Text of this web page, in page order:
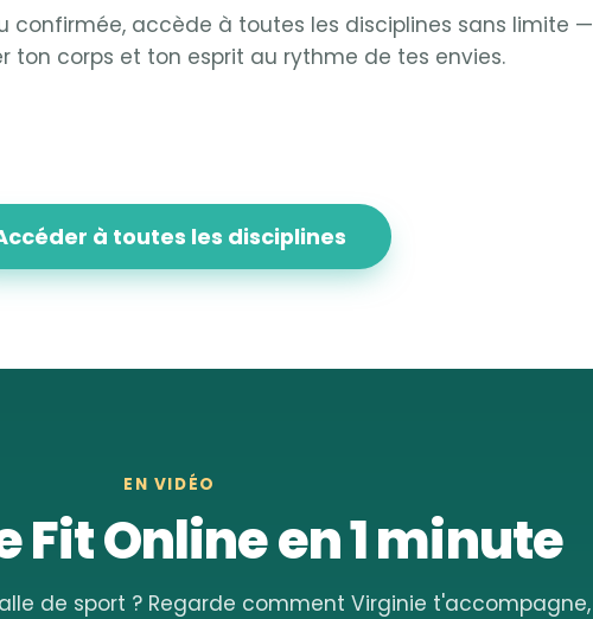
confirmée, accède à toutes les disciplines sans limite —
ton corps et ton esprit au rythme de tes envies.
à toutes les disciplines
EN VIDÉO
Fit Online en 1 minute
de sport ? Regarde comment Virginie t'accompagne,